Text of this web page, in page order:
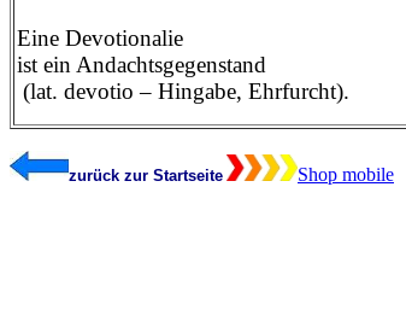
Eine Devotionalie
ist ein Andachtsgegenstand
(lat. devotio – Hingabe, Ehrfurcht).
zurück zur Startseite Shop mobile